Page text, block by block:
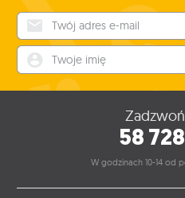
58
W godzinach 10-14 od